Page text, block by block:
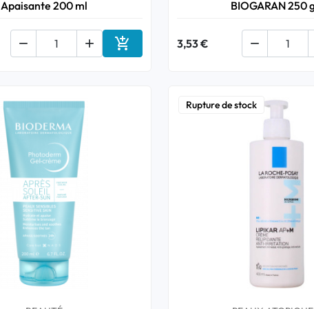
Apaisante 200 ml
  Ajouter au panier
BIOGARAN 250
3,53 € 
Rupture de stock